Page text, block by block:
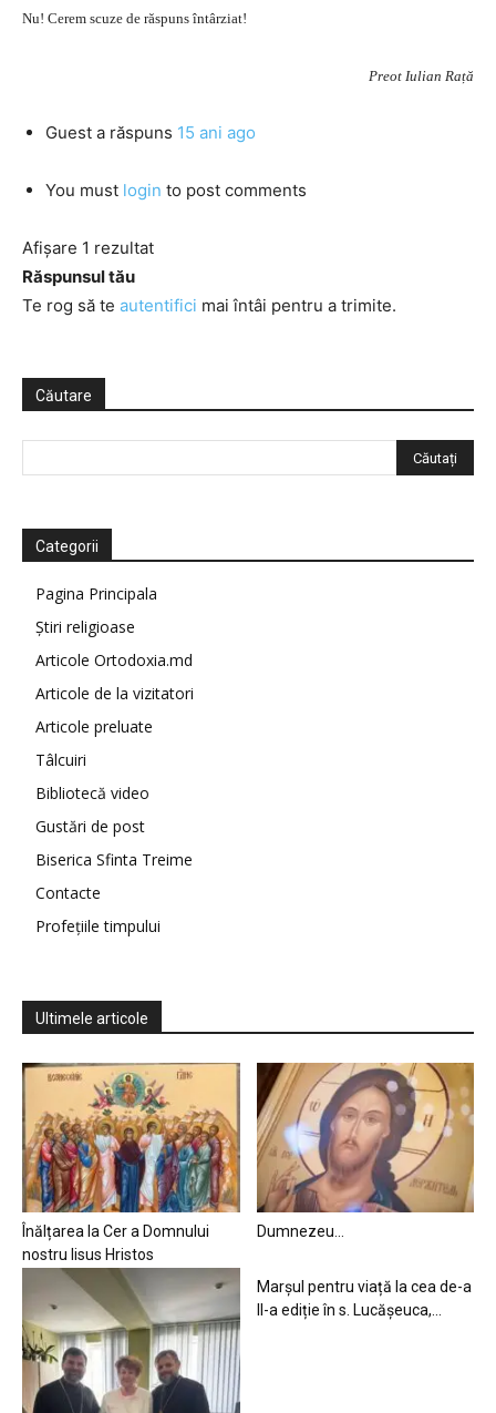
Nu! Cerem scuze de răspuns întârziat!
Preot Iulian Rață
Guest a răspuns 15 ani ago
You must login to post comments
Afișare 1 rezultat
Răspunsul tău
Te rog să te autentifici mai întâi pentru a trimite.
Căutare
Categorii
Pagina Principala
Știri religioase
Articole Ortodoxia.md
Articole de la vizitatori
Articole preluate
Tâlcuiri
Bibliotecă video
Gustări de post
Biserica Sfinta Treime
Contacte
Profețiile timpului
Ultimele articole
Înălțarea la Cer a Domnului
nostru Iisus Hristos
Dumnezeu…
Marșul pentru viață la cea de-a
II-a ediție în s. Lucășeuca,...